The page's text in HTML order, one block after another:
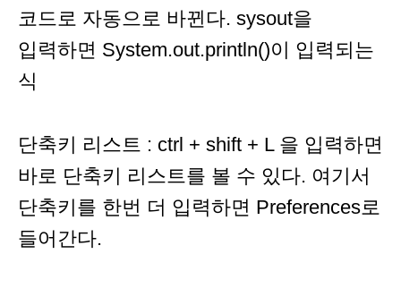
코드로 자동으로 바뀐다. sysout을
입력하면 System.out.println()이 입력되는
식
단축키 리스트 : ctrl + shift + L 을 입력하면
바로 단축키 리스트를 볼 수 있다. 여기서
단축키를 한번 더 입력하면 Preferences로
들어간다.